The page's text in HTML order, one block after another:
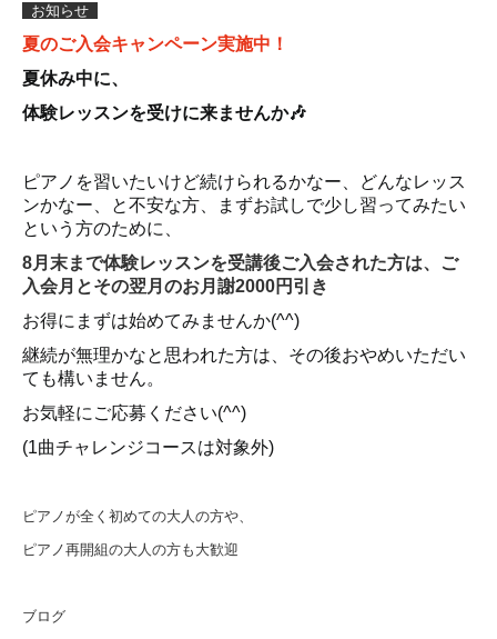
お知らせ
夏のご入会キャンペーン実施中 ！
夏休み中に、
体験レッスンを受けに来ませんか🎶
ピアノを習いたいけど続けられるかなー、どんなレッス
ンかなー、と不安な方、まずお試しで少し習ってみたい
という方のために、
8月末まで体験レッスンを受講後ご入会された方は、ご
入会月とその翌月のお月謝2000円引き
お得にまずは始めてみませんか(^^)
継続が無理かなと思われた方は、その後おやめいただい
ても構いません。
お気軽にご応募ください(^^)
(1曲チャレンジコースは対象外)
ピアノが全く初めての大人の方や、
ピアノ再開組の大人の方も大歓迎
ブログ